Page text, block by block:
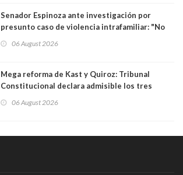
Senador Espinoza ante investigación por
presunto caso de violencia intrafamiliar: "No
antecedentes a Tribunal Supremo
06 August 2026
Mega reforma de Kast y Quiroz: Tribunal
Constitucional declara admisible los tres
06 August 2026